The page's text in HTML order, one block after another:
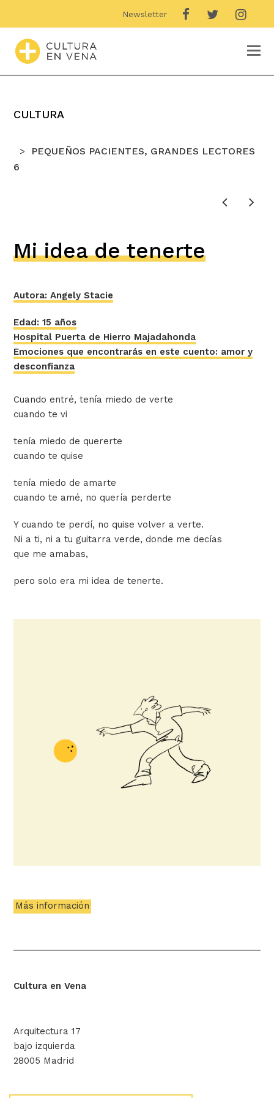
Newsletter
CULTURA
PEQUEÑOS PACIENTES, GRANDES LECTORES
6
Mi idea de tenerte
Autora: Angely Stacie
Edad: 15 años
Hospital Puerta de Hierro Majadahonda
Emociones que encontrarás en este cuento: amor y
desconfianza
Cuando entré, tenía miedo de verte
cuando te vi
tenía miedo de quererte
cuando te quise
tenía miedo de amarte
cuando te amé, no quería perderte
Y cuando te perdí, no quise volver a verte.
Ni a ti, ni a tu guitarra verde, donde me decías
que me amabas,
pero solo era mi idea de tenerte.
Más información
Cultura en Vena
Arquitectura 17
bajo izquierda
28005 Madrid